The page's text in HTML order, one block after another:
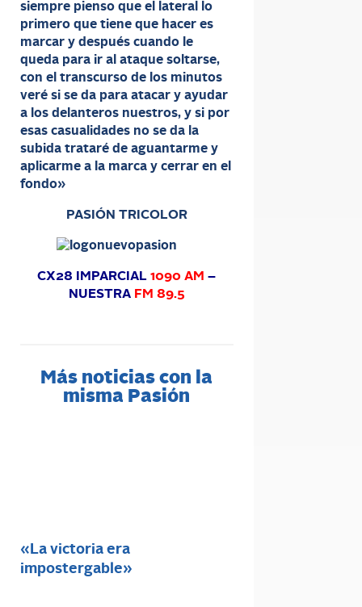
siempre pienso que el lateral lo
primero que tiene que hacer es
marcar y después cuando le
queda para ir al ataque soltarse,
con el transcurso de los minutos
veré si se da para atacar y ayudar
a los delanteros nuestros, y si por
esas casualidades no se da la
subida trataré de aguantarme y
aplicarme a la marca y cerrar en el
fondo»
PASIÓN TRICOLOR
CX28 IMPARCIAL1090 AM –
NUESTRAFM 89.5
Más noticias con la
misma Pasión
«La victoria era
impostergable»